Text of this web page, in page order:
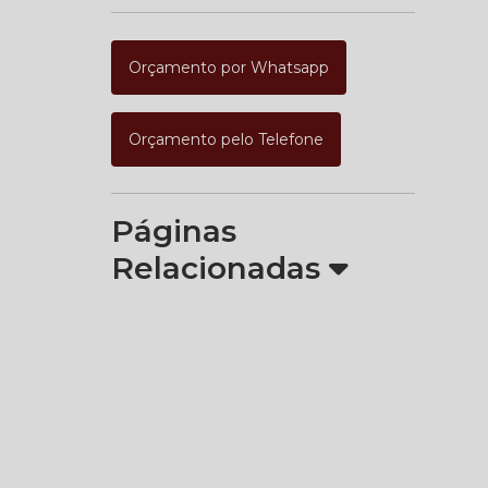
Orçamento por Whatsapp
Orçamento pelo Telefone
Páginas
Relacionadas